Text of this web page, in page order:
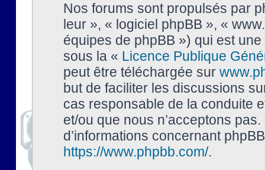
Nos forums sont propulsés par
leur », « logiciel phpBB », «
équipes de phpBB ») qui est
sous la « Licence Publique
peut être téléchargée sur
but de faciliter les discussions
cas responsable de la conduite
et/ou que nous n’acceptons
d’informations concernant
https://www.phpbb.com/.